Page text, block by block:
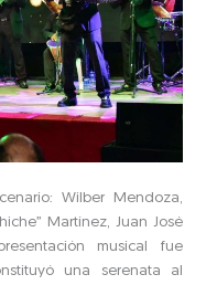
Wilber Mendoza,
Martínez, Juan José
musical fue
una serenata al